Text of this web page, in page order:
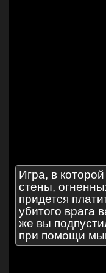
Игра, в
стены,
придется
убитого врага
же вы
при помощи